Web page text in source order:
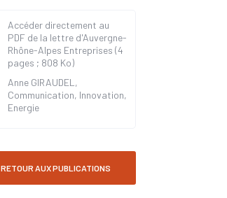
Accéder directement au
PDF de la lettre d'Auvergne-
Rhône-Alpes Entreprises (4
pages ; 808 Ko)
Anne GIRAUDEL,
Communication, Innovation,
Energie
RETOUR AUX PUBLICATIONS